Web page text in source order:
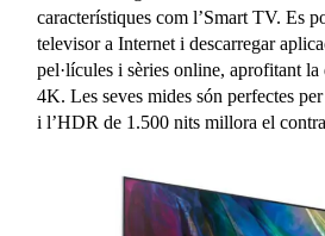
característiques com l’Smart TV. Es
televisor a Internet i descarregar
pel·lícules i sèries online, aprofitant
4K. Les seves mides són perfectes
i l’HDR de 1.500 nits millora el